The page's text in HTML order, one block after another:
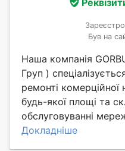
Був на
Наша компанія
Груп )
ремонті комерційної
будь-якої площі та
обслуговуванні
Докладніше